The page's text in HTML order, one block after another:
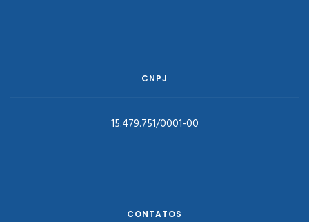
CNPJ
15.479.751/0001-00
CONTATOS